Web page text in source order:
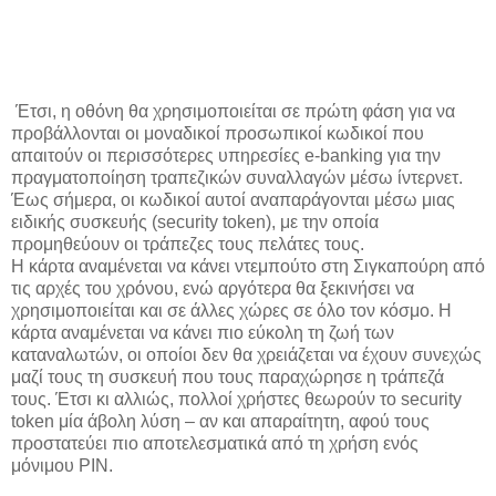
Έτσι, η οθόνη θα χρησιμοποιείται σε πρώτη φάση για να
προβάλλονται οι μοναδικοί προσωπικοί κωδικοί που
απαιτούν οι περισσότερες υπηρεσίες e-banking για την
πραγματοποίηση τραπεζικών συναλλαγών μέσω ίντερνετ.
Έως σήμερα, οι κωδικοί αυτοί αναπαράγονται μέσω μιας
ειδικής συσκευής (security token), με την οποία
προμηθεύουν οι τράπεζες τους πελάτες τους.
Η κάρτα αναμένεται να κάνει ντεμπούτο στη Σιγκαπούρη από
τις αρχές του χρόνου, ενώ αργότερα θα ξεκινήσει να
χρησιμοποιείται και σε άλλες χώρες σε όλο τον κόσμο. Η
κάρτα αναμένεται να κάνει πιο εύκολη τη ζωή των
καταναλωτών, οι οποίοι δεν θα χρειάζεται να έχουν συνεχώς
μαζί τους τη συσκευή που τους παραχώρησε η τράπεζά
τους. Έτσι κι αλλιώς, πολλοί χρήστες θεωρούν το security
token μία άβολη λύση – αν και απαραίτητη, αφού τους
προστατεύει πιο αποτελεσματικά από τη χρήση ενός
μόνιμου PIN.